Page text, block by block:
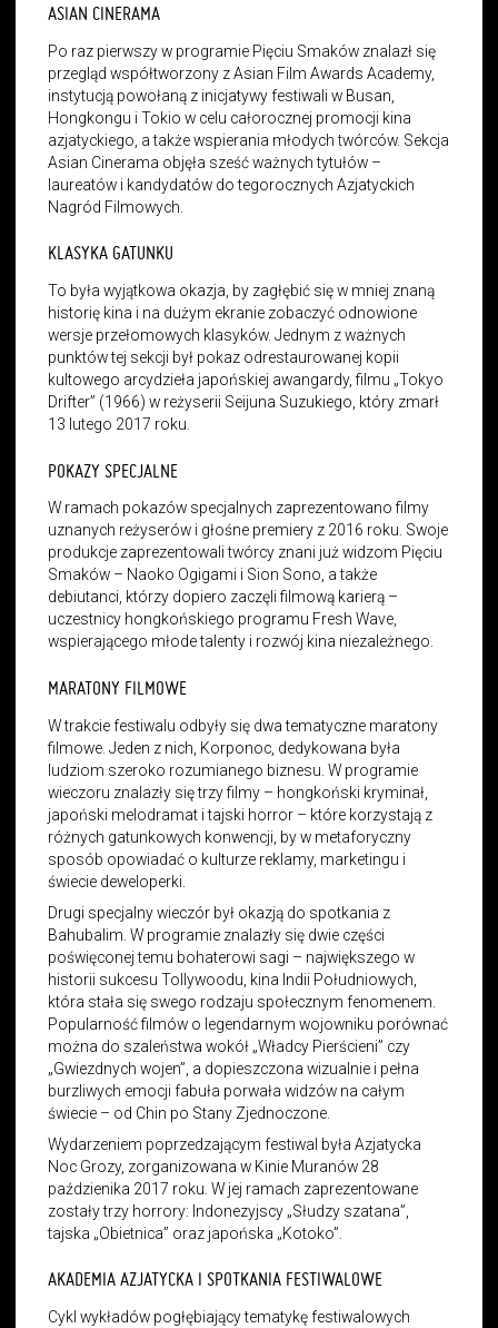
ASIAN CINERAMA
Po raz pierwszy w programie Pięciu Smaków znalazł się
przegląd współtworzony z Asian Film Awards Academy,
instytucją powołaną z inicjatywy festiwali w Busan,
Hongkongu i Tokio w celu całorocznej promocji kina
azjatyckiego, a także wspierania młodych twórców. Sekcja
Asian Cinerama objęła sześć ważnych tytułów –
laureatów i kandydatów do tegorocznych Azjatyckich
Nagród Filmowych.
KLASYKA GATUNKU
To była wyjątkowa okazja, by zagłębić się w mniej znaną
historię kina i na dużym ekranie zobaczyć odnowione
wersje przełomowych klasyków. Jednym z ważnych
punktów tej sekcji był pokaz odrestaurowanej kopii
kultowego arcydzieła japońskiej awangardy, filmu „Tokyo
Drifter” (1966) w reżyserii Seijuna Suzukiego, który zmarł
13 lutego 2017 roku.
POKAZY SPECJALNE
W ramach pokazów specjalnych zaprezentowano filmy
uznanych reżyserów i głośne premiery z 2016 roku. Swoje
produkcje zaprezentowali twórcy znani już widzom Pięciu
Smaków – Naoko Ogigami i Sion Sono, a także
debiutanci, którzy dopiero zaczęli filmową karierą –
uczestnicy hongkońskiego programu Fresh Wave,
wspierającego młode talenty i rozwój kina niezależnego.
MARATONY FILMOWE
W trakcie festiwalu odbyły się dwa tematyczne maratony
filmowe. Jeden z nich, Korponoc, dedykowana była
ludziom szeroko rozumianego biznesu. W programie
wieczoru znalazły się trzy filmy – hongkoński kryminał,
japoński melodramat i tajski horror – które korzystają z
różnych gatunkowych konwencji, by w metaforyczny
sposób opowiadać o kulturze reklamy, marketingu i
świecie deweloperki.
Drugi specjalny wieczór był okazją do spotkania z
Bahubalim. W programie znalazły się dwie części
poświęconej temu bohaterowi sagi – największego w
historii sukcesu Tollywoodu, kina Indii Południowych,
która stała się swego rodzaju społecznym fenomenem.
Popularność filmów o legendarnym wojowniku porównać
można do szaleństwa wokół „Władcy Pierścieni” czy
„Gwiezdnych wojen”, a dopieszczona wizualnie i pełna
burzliwych emocji fabuła porwała widzów na całym
świecie – od Chin po Stany Zjednoczone.
Wydarzeniem poprzedzającym festiwal była Azjatycka
Noc Grozy, zorganizowana w Kinie Muranów 28
paździenika 2017 roku. W jej ramach zaprezentowane
zostały trzy horrory: Indonezyjscy „Słudzy szatana”,
tajska „Obietnica” oraz japońska „Kotoko”.
AKADEMIA AZJATYCKA I SPOTKANIA FESTIWALOWE
Cykl wykładów pogłębiający tematykę festiwalowych